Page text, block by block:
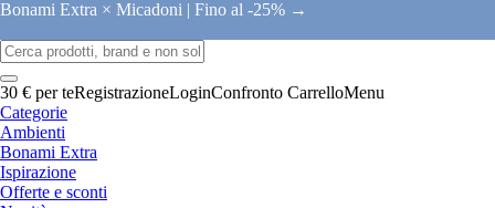
Bonami Extra × Micadoni | Fino al -25% →
30 € per teRegistrazioneLoginConfronto CarrelloMenu
Categorie
Ambienti
Bonami Extra
Ispirazione
Offerte e sconti